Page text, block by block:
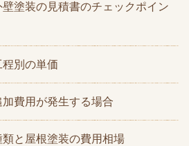
壁塗装の見積書のチェックポイン
別の単価
費用が発生する場合
と屋根塗装の費用相場